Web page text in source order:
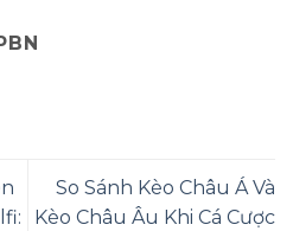
So Sánh Kèo Châu Á Và
Kèo Châu Âu Khi Cá Cược